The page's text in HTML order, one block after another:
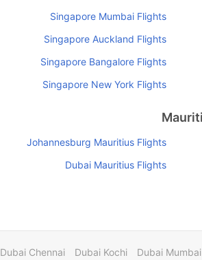
Singapore Mumbai Flights
Singapore Auckland Flights
Singapore Bangalore Flights
Singapore New York Flights
Johannesburg Mauritius Flights
Dubai Mauritius Flights
Dubai Mumbai
Dubai Kochi
Dubai Chennai